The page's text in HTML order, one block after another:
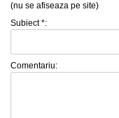
(nu se afiseaza pe site)
Subiect *:
Comentariu: